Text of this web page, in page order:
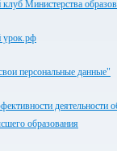
Министерства
урок.рф
персональные данные"
деятельности
образования